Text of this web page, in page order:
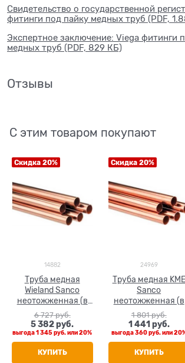
Свидетельство о государственной
фитинги под пайку медных труб (PDF,
Экспертное заключение: Viega фитинги
медных труб (PDF, 829 КБ)
Отзывы
С этим товаром покупают
Скидка 20%
14882
Труба медная
Wieland Sanco
неотожженная (в
штанге 5 м) 54 x 1.5
6 727 руб.
5 382 руб.
выгода1 345 руб.или20%
КУПИТЬ
Скидка 20%
24969
Труба медная KME
Sanco
неотожженная (в
штанге 5 м) 42 x 1.0
1 801 руб.
1 441 руб.
выгода360 руб.или
КУПИТЬ